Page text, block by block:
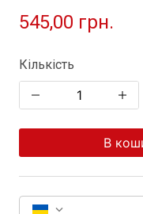
545,00 грн.
Кількість
В